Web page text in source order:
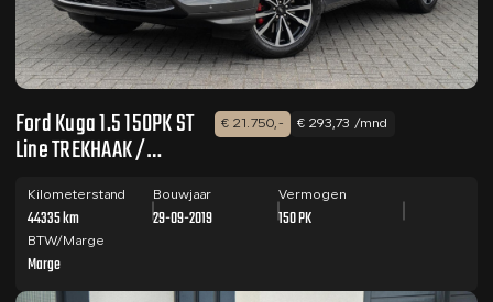
Ford Kuga 1.5 150PK ST
Line TREKHAAK /
PACK
€ 21.750,- € 293,73 /mnd
Kilometerstand
44335 km
Bouwjaar
29-09-2019
Vermogen
150 PK
BTW/Marge
Marge